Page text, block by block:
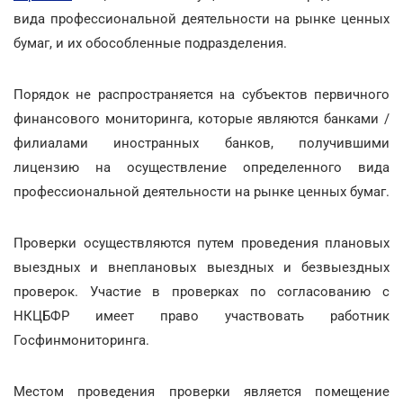
вида профессиональной деятельности на рынке ценных
бумаг, и их обособленные подразделения.
Порядок не распространяется на субъектов первичного
финансового мониторинга, которые являются банками /
филиалами иностранных банков, получившими
лицензию на осуществление определенного вида
профессиональной деятельности на рынке ценных бумаг.
Проверки осуществляются путем проведения плановых
выездных и внеплановых выездных и безвыездных
проверок. Участие в проверках по согласованию с
НКЦБФР имеет право участвовать работник
Госфинмониторинга.
Местом проведения проверки является помещение